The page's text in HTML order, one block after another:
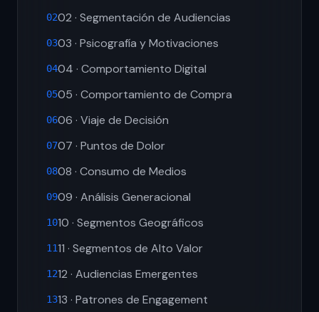
0202 · Segmentación de Audiencias
0303 · Psicografía y Motivaciones
0404 · Comportamiento Digital
0505 · Comportamiento de Compra
0606 · Viaje de Decisión
0707 · Puntos de Dolor
0808 · Consumo de Medios
0909 · Análisis Generacional
1010 · Segmentos Geográficos
1111 · Segmentos de Alto Valor
1212 · Audiencias Emergentes
1313 · Patrones de Engagement